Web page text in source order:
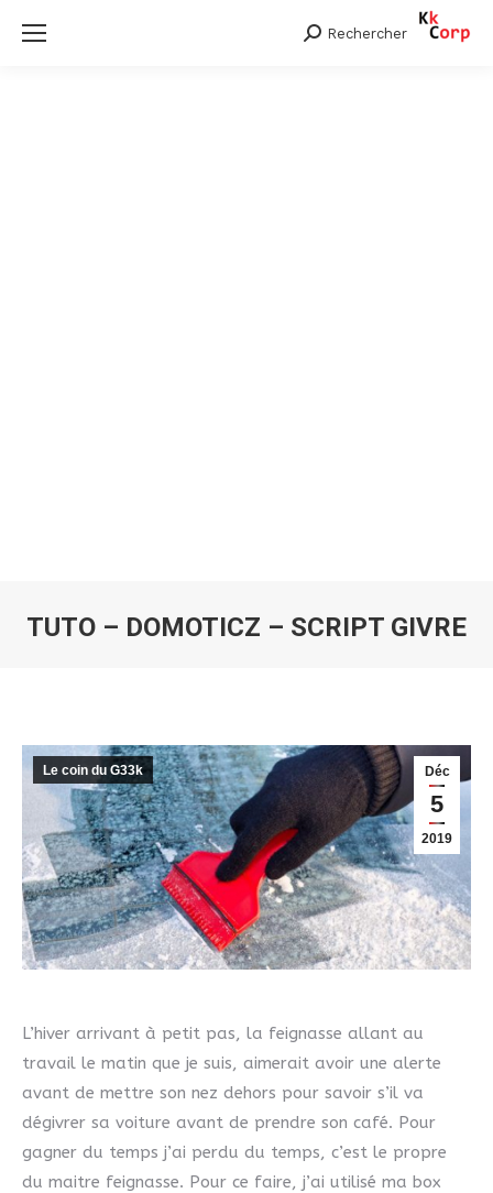
Search:
Rechercher
TUTO – DOMOTICZ – SCRIPT GIVRE
Déc
5
2019
Le coin du G33k
L’hiver arrivant à petit pas, la feignasse allant au
travail le matin que je suis, aimerait avoir une alerte
avant de mettre son nez dehors pour savoir s’il va
dégivrer sa voiture avant de prendre son café. Pour
gagner du temps j’ai perdu du temps, c’est le propre
du maitre feignasse. Pour ce faire, j’ai utilisé ma box